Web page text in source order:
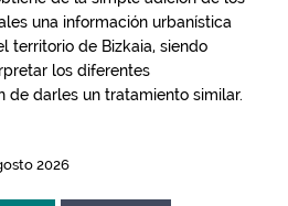
una información urbanística
territorio de Bizkaia, siendo
los diferentes
de darles un tratamiento similar.
2026